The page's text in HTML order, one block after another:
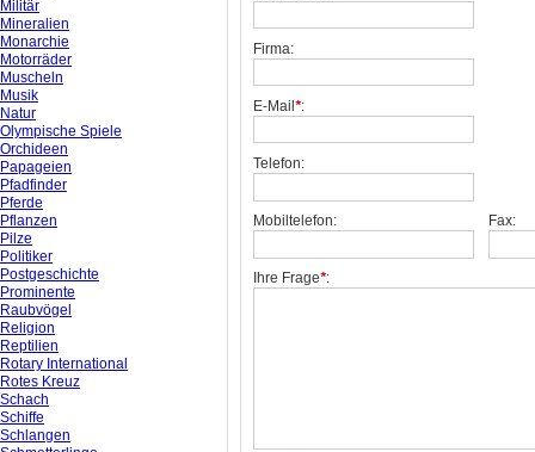
Firma:
E-Mail*:
Telefon:
Mobiltelefon: Fax:
Ihre Frage*:
Militär
Mineralien
Monarchie
Motorräder
Muscheln
Musik
Natur
Olympische Spiele
Orchideen
Papageien
Pfadfinder
Pferde
Pflanzen
Pilze
Politiker
Postgeschichte
Prominente
Raubvögel
Religion
Reptilien
Rotary International
Rotes Kreuz
Schach
Schiffe
Schlangen